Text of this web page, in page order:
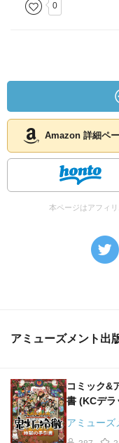
0
Amazon 詳細ペ
本ページはアフィ
アミューズメント出
コミック&
書 (KCデラ
アミューズ